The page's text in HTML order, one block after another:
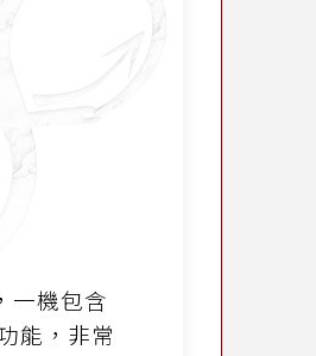
一機包含
能，非常